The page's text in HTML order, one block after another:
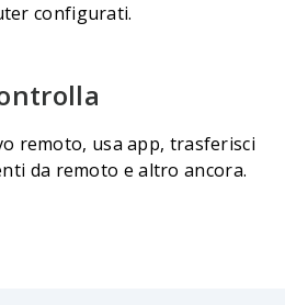
configurati.
remoto, usa app, trasferisci
da remoto e altro ancora.